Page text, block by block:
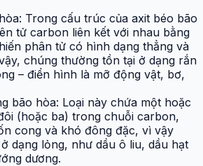
Trong cấu trúc của axit béo bão
tử carbon liên kết với nhau bằng
phân tử có hình dạng thẳng và
chúng thường tồn tại ở dạng rắn
– điển hình là mỡ động vật, bơ,
bão hòa: Loại này chứa một hoặc
(hoặc ba) trong chuỗi carbon,
cong và khó đông đặc, vì vậy
dạng lỏng, như dầu ô liu, dầu hạt
dương.